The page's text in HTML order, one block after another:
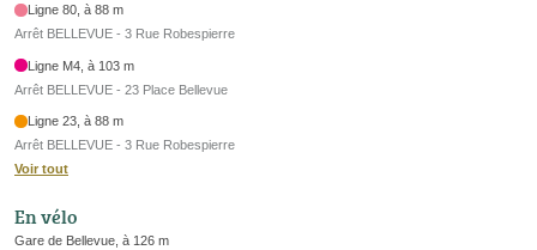
Ligne 80, à 88 m
Arrêt BELLEVUE - 3 Rue Robespierre
Ligne M4, à 103 m
Arrêt BELLEVUE - 23 Place Bellevue
Ligne 23, à 88 m
Arrêt BELLEVUE - 3 Rue Robespierre
Voir tout
En vélo
Gare de Bellevue, à 126 m